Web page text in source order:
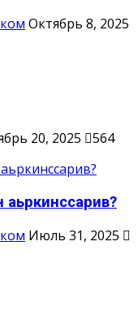
Октябрь 8, 2025
20, 2025 564
Июль 31, 2025